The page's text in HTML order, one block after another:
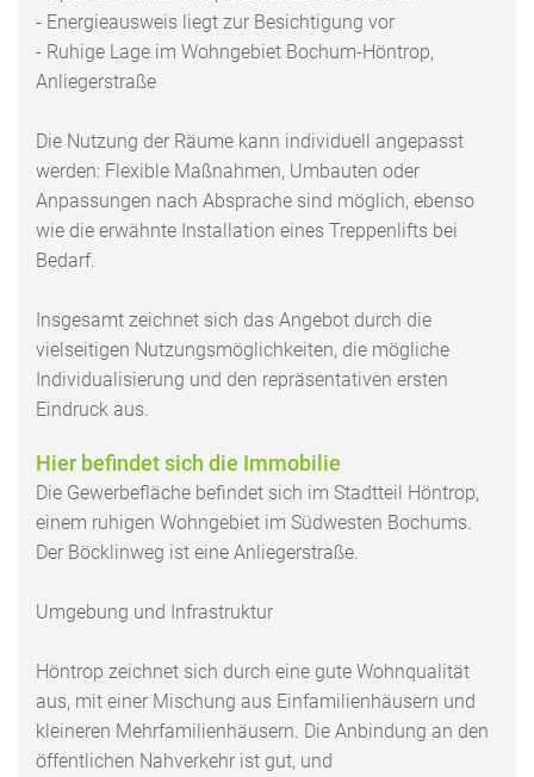
- Energieausweis liegt zur Besichtigung vor
- Ruhige Lage im Wohngebiet Bochum-Höntrop,
Anliegerstraße
Die Nutzung der Räume kann individuell angepasst
werden: Flexible Maßnahmen, Umbauten oder
Anpassungen nach Absprache sind möglich, ebenso
wie die erwähnte Installation eines Treppenlifts bei
Bedarf.
Insgesamt zeichnet sich das Angebot durch die
vielseitigen Nutzungsmöglichkeiten, die mögliche
Individualisierung und den repräsentativen ersten
Eindruck aus.
Hier befindet sich die Immobilie
Die Gewerbefläche befindet sich im Stadtteil Höntrop,
einem ruhigen Wohngebiet im Südwesten Bochums.
Der Böcklinweg ist eine Anliegerstraße.
Umgebung und Infrastruktur
Höntrop zeichnet sich durch eine gute Wohnqualität
aus, mit einer Mischung aus Einfamilienhäusern und
kleineren Mehrfamilienhäusern. Die Anbindung an den
öffentlichen Nahverkehr ist gut, und